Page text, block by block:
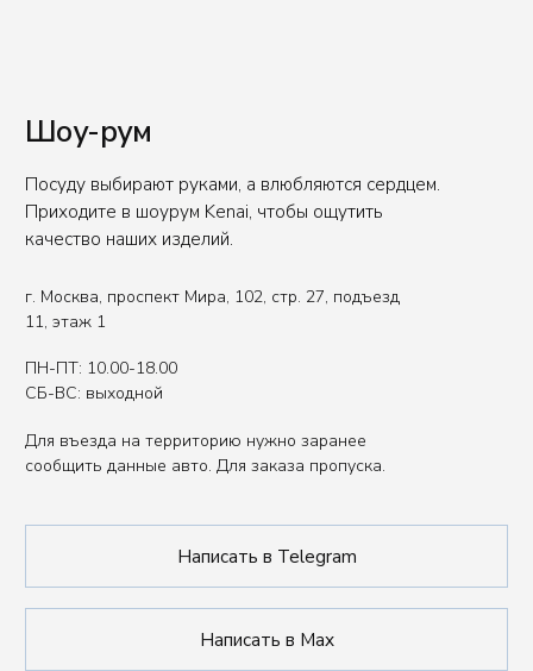
Вы представитель индустрии
ХОРЕКА/HoReCa?
Оставьте свои контакты, чтобы получить
специальные условия.
ИП Сенкеева Лолита Аркадьевна
ИНН 771550539264